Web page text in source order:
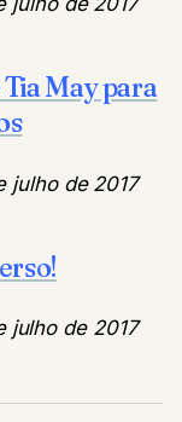
May para
julho de 2017
julho de 2017